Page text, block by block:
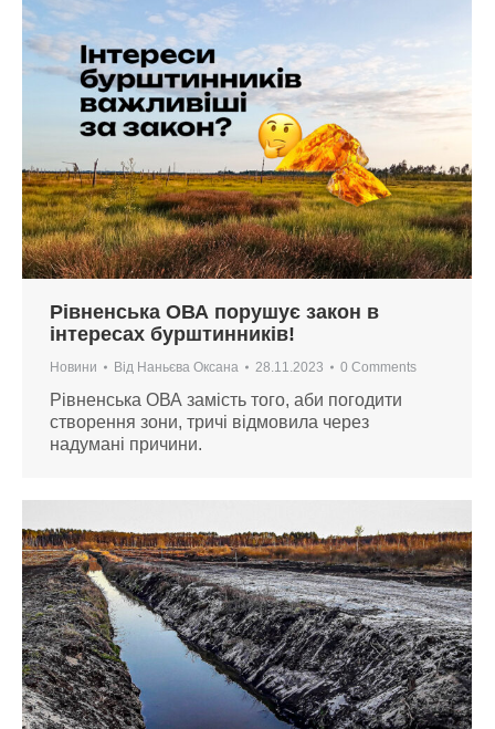
Рівненська ОВА порушує закон в
інтересах бурштинників!
Новини Від Наньєва Оксана 28.11.2023 0 Comments
Рівненська ОВА замість того, аби погодити
створення зони, тричі відмовила через
надумані причини.